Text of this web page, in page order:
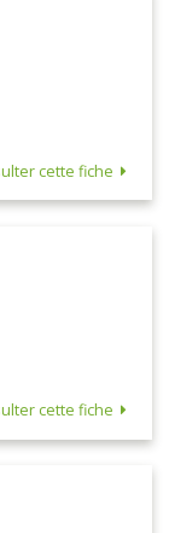
cette fiche
cette fiche